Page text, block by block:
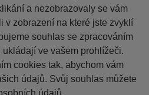
a nezobrazovaly se vám
v zobrazení na které jste zvyklí
souhlas se zpracováním
ve vašem prohlížeči.
cookies tak, abychom vám
údajů. Svůj souhlas můžete
údajů.